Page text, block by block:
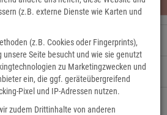
(z.B. externe Dienste wie Karten und
(z.B. Cookies oder Fingerprints),
unsere Seite besucht und wie sie genutzt
zu Marketingzwecken und
ein, die ggf. geräteübergreifend
Pixel und IP-Adressen nutzen.
zudem Drittinhalte von anderen
0